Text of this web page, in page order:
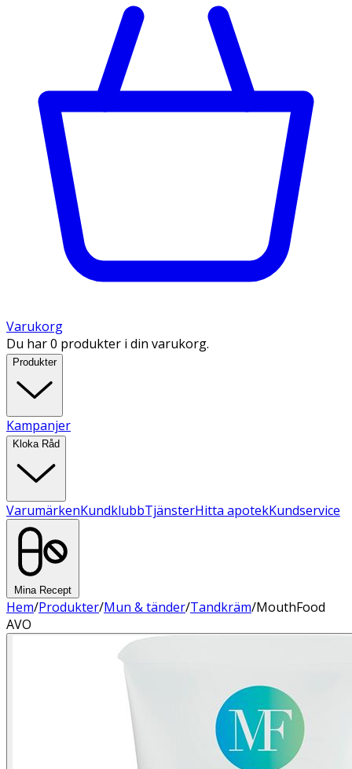
Varukorg
Du har 0 produkter i din varukorg.
Produkter
Kampanjer
Kloka Råd
VarumärkenKundklubbTjänsterHitta apotekKundservice
Mina Recept
Hem/Produkter/Mun & tänder/Tandkräm/MouthFood
AVO